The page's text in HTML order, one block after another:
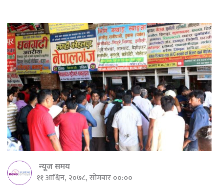
न्यूज समय
११ आश्विन, २०७८, सोमबार ००:००